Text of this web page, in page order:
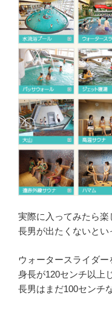
実際に入ってみたら楽
長男が出たくないとい
ウォータースライダー
身長が120センチ以上
長男はまだ100センチ